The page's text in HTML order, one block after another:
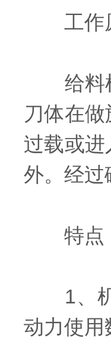
工作
给料机
刀体在
过载或
外。经过
特点
1、机
动力使用